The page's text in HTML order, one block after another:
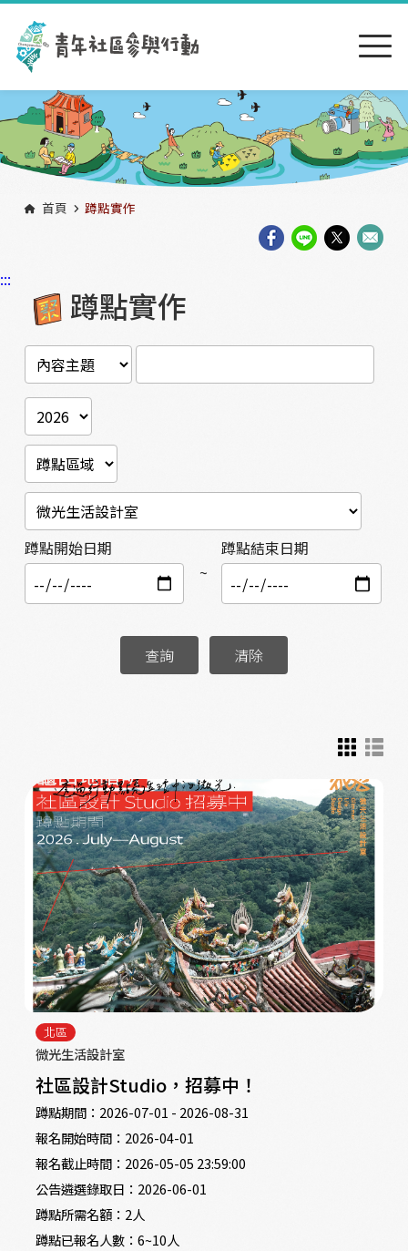
跳到主要內容區塊
首頁 蹲點實作
:::
蹲點實作
蹲點開始日期
~
蹲點結束日期
查詢 清除
北區
微光生活設計室
社區設計Studio，招募中！
蹲點期間： 2026-07-01 - 2026-08-31
報名開始時間： 2026-04-01
報名截止時間： 2026-05-05 23:59:00
公告遴選錄取日： 2026-06-01
蹲點所需名額： 2人
蹲點已報名人數： 6~10人